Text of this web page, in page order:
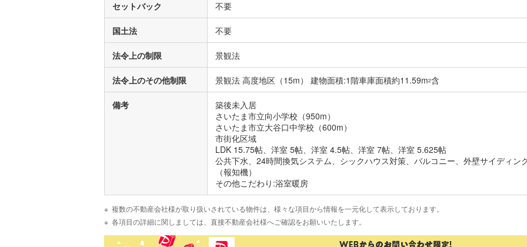
セットバック 不要
国土法 不要
法令上の制限 景観法
法令上のその他制限 景観法 高度地区（15m） 建物面積:1階車庫面積約11.59m2含
備考
築後未入居
さいたま市立向小学校（950m）
さいたま市立大谷口中学校（600m）
市街化区域
LDK 15.75帖、洋室 5帖、洋室 4.5帖、洋室 7帖、洋室 5.625帖
公共下水、24時間換気システム、シックハウス対策、バルコニー、外壁サイディン
（報知機）
その他こだわり:浴室暖房
複数の不動産会社様が取り扱いされている物件は、様々な項目から情報を一元化して表示しております。
各項目の詳細に関しましては、直接不動産会社様へご確認をお願いいたします。